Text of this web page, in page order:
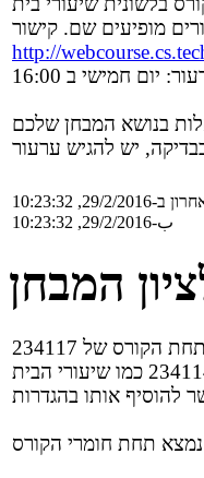
http://
2/2016, 10:23:32
ب-29/2/2016, 10:23:32
המבחן